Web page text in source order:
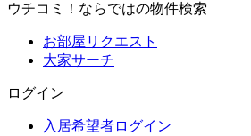
ウチコミ！ならではの物件検索
お部屋リクエスト
大家サーチ
ログイン
入居希望者ログイン